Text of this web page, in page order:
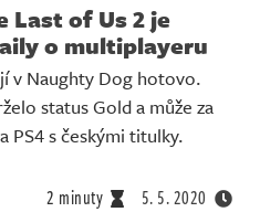
Last of Us 2 je
o multiplayeru
v Naughty Dog hotovo.
status Gold a může za
PS4 s českými titulky.
2 minuty 5. 5. 2020